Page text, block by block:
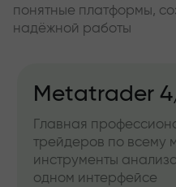
понятные платформы,
надёжной работы
Metatrader
Главная
трейдеров по всему
инструменты
одном интерфейсе